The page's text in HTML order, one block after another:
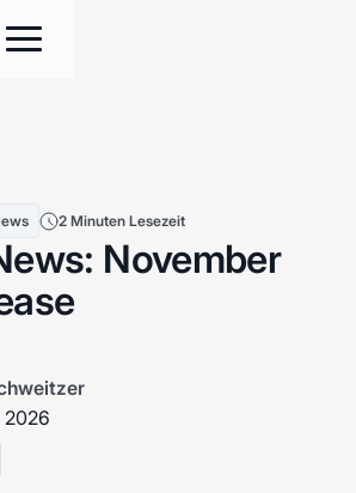
2 Minuten Lesezeit
November
2026